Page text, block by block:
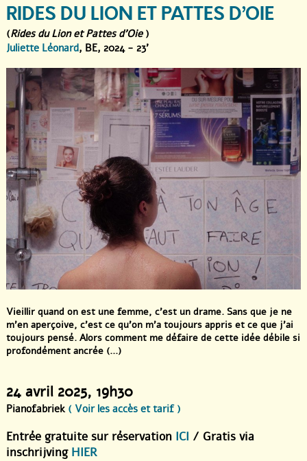
RIDES DU LION ET PATTES D’OIE
(Rides du Lion et Pattes d'Oie )
Juliette Léonard, BE, 2024 - 23'
Vieillir quand on est une femme, c’est un drame. Sans que je ne
m’en aperçoive, c’est ce qu’on m’a toujours appris et ce que j’ai
toujours pensé. Alors comment me défaire de cette idée débile si
profondément ancrée (...)
24 avril 2025, 19h30
Pianofabriek ( Voir les accès et tarif )
Entrée gratuite sur réservation ICI / Gratis via
inschrijving HIER